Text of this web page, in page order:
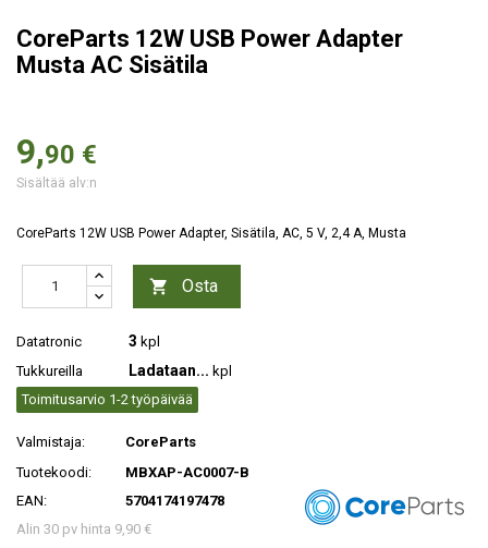
CoreParts 12W USB Power Adapter
Musta AC Sisätila
9,90 €
Sisältää alv:n
CoreParts 12W USB Power Adapter, Sisätila, AC, 5 V, 2,4 A, Musta
 Osta
Datatronic 3 kpl
Tukkureilla
Ladataan... kpl
Toimitusarvio 1-2 työpäivää
Valmistaja:
CoreParts
Tuotekoodi:
MBXAP-AC0007-B
EAN:
5704174197478
Alin 30 pv hinta 9,90 €